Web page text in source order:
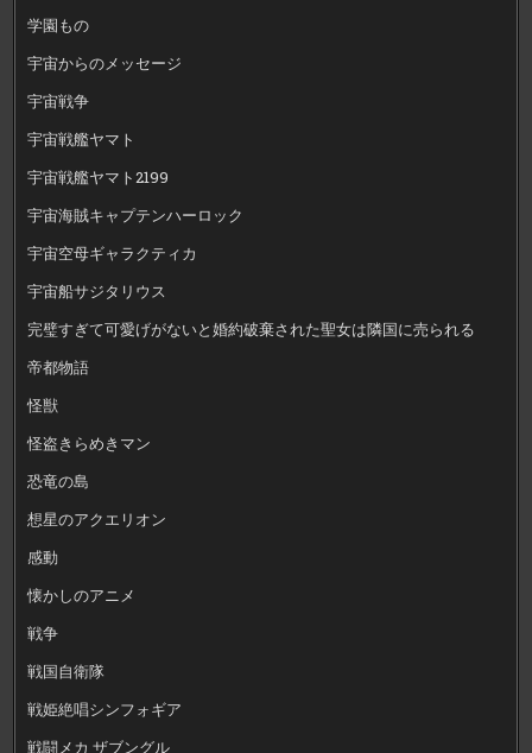
学園もの
宇宙からのメッセージ
宇宙戦争
宇宙戦艦ヤマト
宇宙戦艦ヤマト2199
宇宙海賊キャプテンハーロック
宇宙空母ギャラクティカ
宇宙船サジタリウス
完璧すぎて可愛げがないと婚約破棄された聖女は隣国に売られる
帝都物語
怪獣
怪盗きらめきマン
恐竜の島
想星のアクエリオン
感動
懐かしのアニメ
戦争
戦国自衛隊
戦姫絶唱シンフォギア
戦闘メカ ザブングル